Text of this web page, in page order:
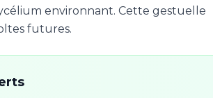
environnant. Cette gestuelle
futures.